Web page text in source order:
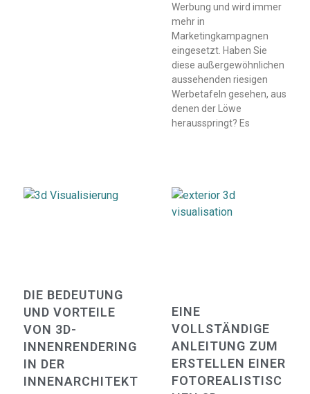
Werbung und wird immer
mehr in
Marketingkampagnen
eingesetzt. Haben Sie
diese außergewöhnlichen
aussehenden riesigen
Werbetafeln gesehen, aus
denen der Löwe
herausspringt? Es
DIE BEDEUTUNG
UND VORTEILE
VON 3D-
INNENRENDERING
IN DER
INNENARCHITEKT
EINE
VOLLSTÄNDIGE
ANLEITUNG ZUM
ERSTELLEN EINER
FOTOREALISTISC